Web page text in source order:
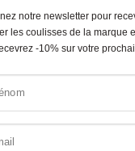
notre newsletter pour
les coulisses de la marque
-10% sur votre